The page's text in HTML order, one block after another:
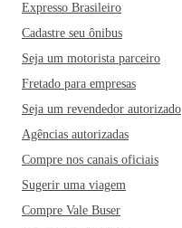
Expresso Brasileiro
Cadastre seu ônibus
Seja um motorista parceiro
Fretado para empresas
Seja um revendedor autorizado
Agências autorizadas
Compre nos canais oficiais
Sugerir uma viagem
Compre Vale Buser